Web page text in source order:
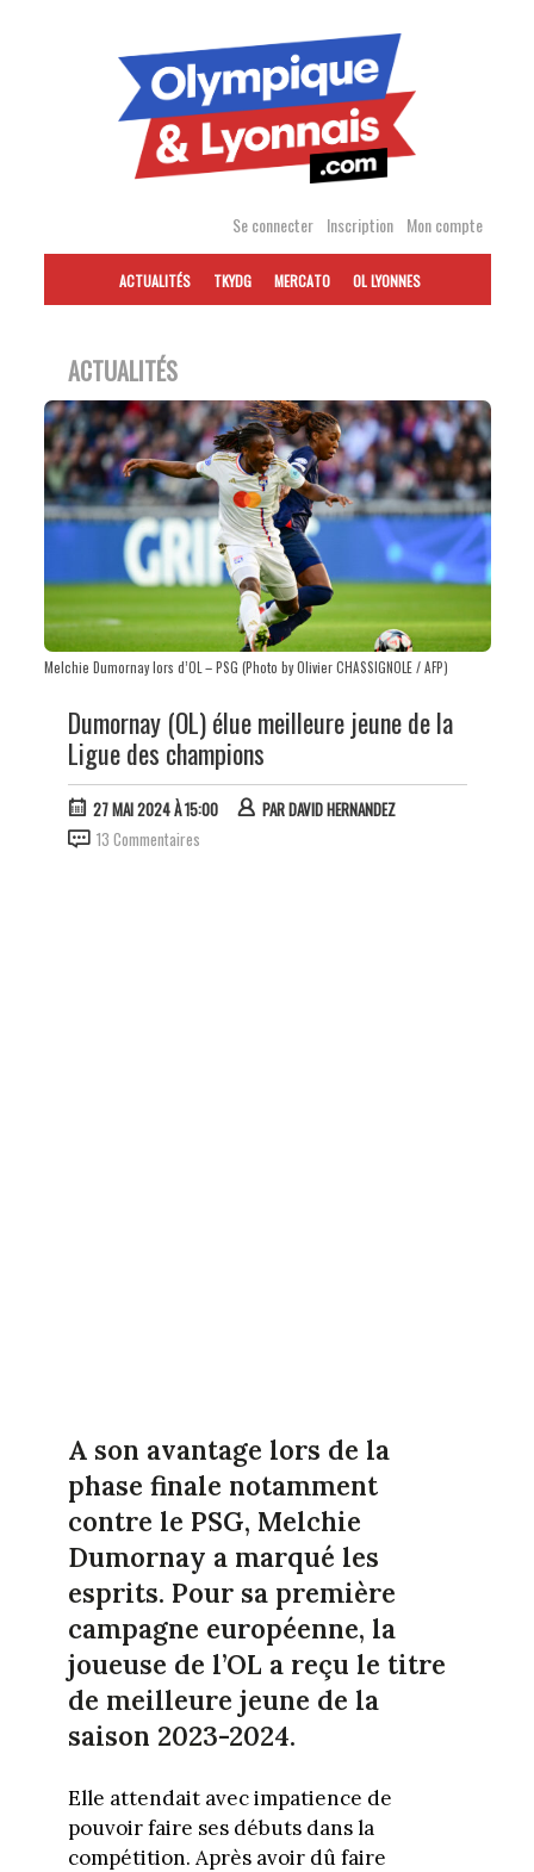
Se connecter Inscription Mon compte
ACTUALITÉS TKYDG MERCATO OL LYONNES
ACTUALITÉS
Melchie Dumornay lors d’OL – PSG (Photo by Olivier CHASSIGNOLE / AFP)
Dumornay (OL) élue meilleure jeune de la
Ligue des champions
27 MAI 2024 À 15:00 PARDAVID HERNANDEZ
13 Commentaires
A son avantage lors de la
phase finale notamment
contre le PSG, Melchie
Dumornay a marqué les
esprits. Pour sa première
campagne européenne, la
joueuse de l’OL a reçu le titre
de meilleure jeune de la
saison 2023-2024.
Elle attendait avec impatience de
pouvoir faire ses débuts dans la
compétition. Après avoir dû faire